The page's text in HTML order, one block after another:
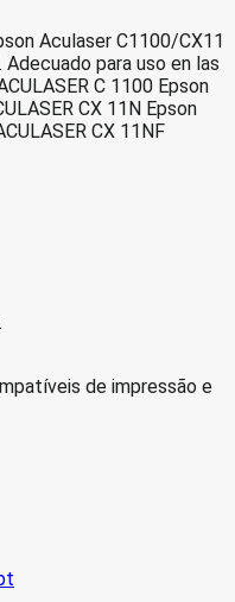
Aculaser C1100/CX11
para uso en las
C 1100 Epson
CX 11N Epson
CX 11NF
de impressão e